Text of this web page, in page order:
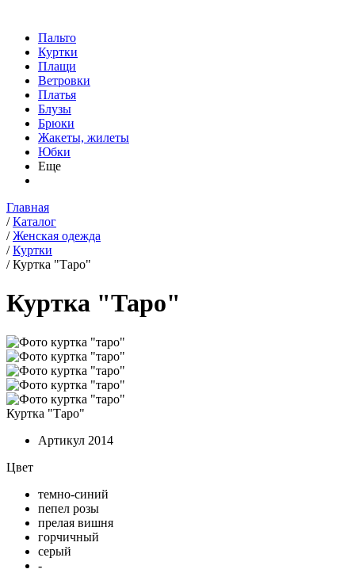
Пальто
Куртки
Плащи
Ветровки
Платья
Блузы
Брюки
Жакеты, жилеты
Юбки
Еще
Главная
/ Каталог
/ Женская одежда
/ Куртки
/ Куртка "Таро"
Куртка "Таро"
Куртка "Таро"
Артикул 2014
Цвет
темно-синий
пепел розы
прелая вишня
горчичный
серый
-